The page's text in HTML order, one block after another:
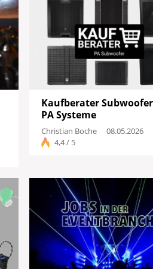
Kaufberater
PA Systeme
Christian Boche
08.05.2026
4,4 / 5